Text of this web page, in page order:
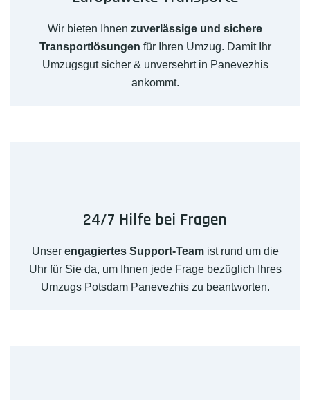
Wir bieten Ihnen zuverlässige und sichere
Transportlösungen für Ihren Umzug. Damit Ihr
Umzugsgut sicher & unversehrt in Panevezhis
ankommt.
24/7 Hilfe bei Fragen
Unser engagiertes Support-Teamist rund um die
Uhr für Sie da, um Ihnen jede Frage bezüglich Ihres
Umzugs Potsdam Panevezhis zu beantworten.